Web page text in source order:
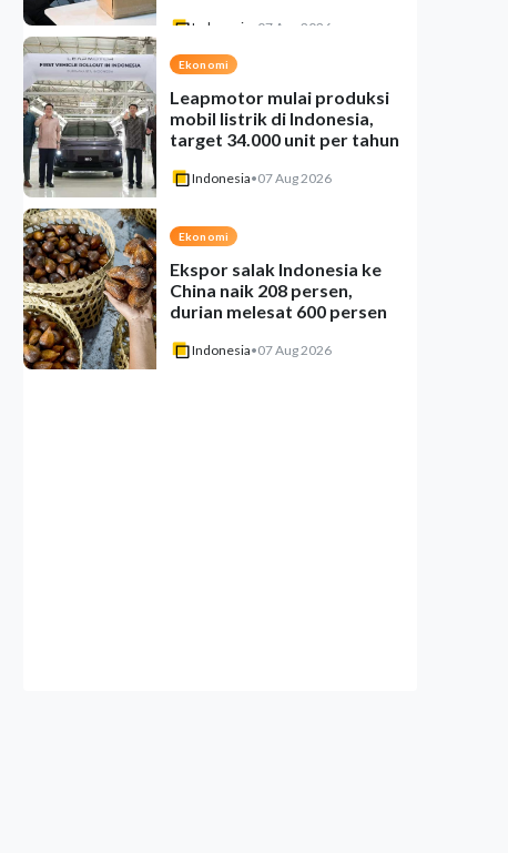
Indonesia 07 Aug 2026
Ekonomi
Leapmotor mulai produksi
mobil listrik di Indonesia,
target 34.000 unit per tahun
Indonesia•07 Aug 2026
Ekonomi
Ekspor salak Indonesia ke
China naik 208 persen,
durian melesat 600 persen
Indonesia•07 Aug 2026